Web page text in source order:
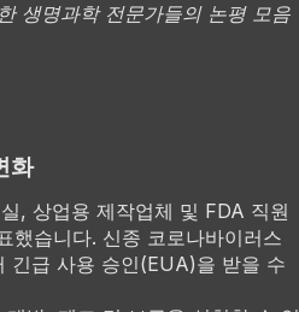
생명과학 전문가들의 논평 모음
화
, 상업용 제작업체 및 FDA 직원
했습니다. 신종 코로나바이러스
긴급 사용 승인(EUA)을 받을 수